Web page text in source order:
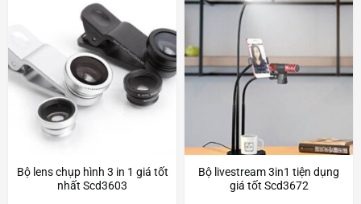
Bộ lens chụp hình 3 in 1 giá tốt
nhất Scd3603
Bộ livestream 3in1 tiện dụng
giá tốt Scd3672